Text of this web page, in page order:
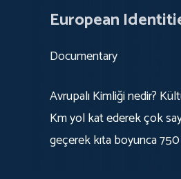
European
Documentary
Avrupalı Kimliği nedir?
Km yol kat ederek çok
geçerek kıta boyunca